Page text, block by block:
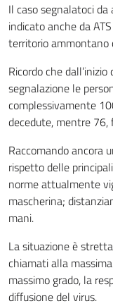
Il caso segnalatoci
indicato anche da
territorio ammontano
Ricordo che
segnalazione le
complessivamente
decedute, mentre
Raccomando ancora
rispetto delle
norme attualmente
mascherina;
mani.
La situazione è
chiamati alla
massimo grado, la
diffusione del virus.